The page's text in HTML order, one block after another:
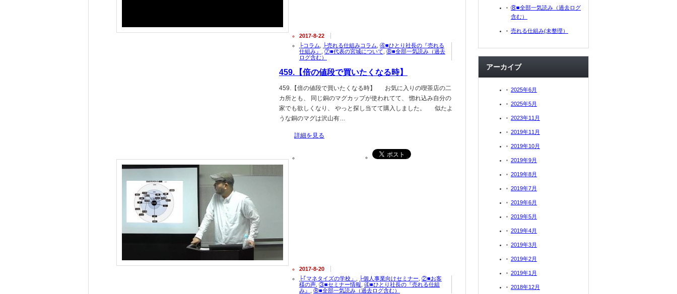
2017-8-22
├コラム
├売れる仕組みコラム ④■ひとり社長の『売れる
仕組み』
⑦■代表の宮城について ⑧■全部一気読み（過去
ログ含む）
459.【倍の値段で買いたくなる時】
459.【倍の値段で買いたくなる時】 お気に入りの喫茶店の二
カ所とも、 同じ銅のマグカップが使われてて、 惚れ込み自分の
家でも欲しくなり、 やっと探し当てて購入しました。 似たよ
うな銅のマグは沢山有…
詳細を見る
2017-8-20
├｢マネタイズの学校」
├個人事業向けセミナー ②■お客
様の声 ③■セミナー情報 ④■ひとり社長の『売れる仕組
み』
⑧■全部一気読み（過去ログ含む）
⑧■全部一気読み（過去ログ
含む）
売れる仕組み(未整理）
アーカイブ
2025年6月
2025年5月
2023年11月
2019年11月
2019年10月
2019年9月
2019年8月
2019年7月
2019年6月
2019年5月
2019年4月
2019年3月
2019年2月
2019年1月
2018年12月